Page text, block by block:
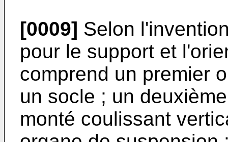
[0009] Selon
pour le support et
comprend un premier
un socle ; un
monté coulissant